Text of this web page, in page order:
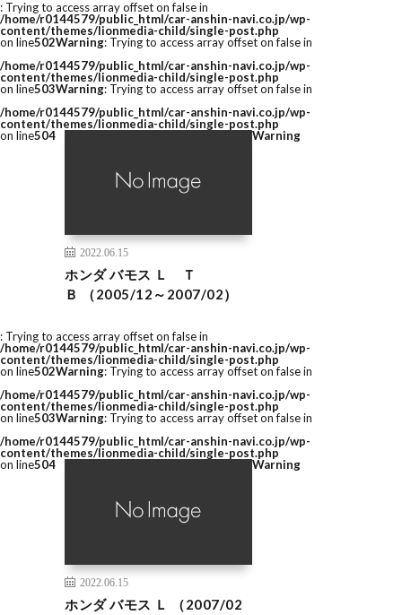
: Trying to access array offset on false in
/home/r0144579/public_html/car-anshin-navi.co.jp/wp-
content/themes/lionmedia-child/single-post.php
on line502Warning: Trying to access array offset on false in
/home/r0144579/public_html/car-anshin-navi.co.jp/wp-
content/themes/lionmedia-child/single-post.php
on line503Warning: Trying to access array offset on false in
/home/r0144579/public_html/car-anshin-navi.co.jp/wp-
content/themes/lionmedia-child/single-post.php
on line504
2022.06.15
ホンダ バモス Ｌ Ｔ
Ｂ （2005/12～2007/02）
Warning
: Trying to access array offset on false in
/home/r0144579/public_html/car-anshin-navi.co.jp/wp-
content/themes/lionmedia-child/single-post.php
on line502Warning: Trying to access array offset on false in
/home/r0144579/public_html/car-anshin-navi.co.jp/wp-
content/themes/lionmedia-child/single-post.php
on line503Warning: Trying to access array offset on false in
/home/r0144579/public_html/car-anshin-navi.co.jp/wp-
content/themes/lionmedia-child/single-post.php
on line504
2022.06.15
ホンダ バモス Ｌ （2007/02
Warning